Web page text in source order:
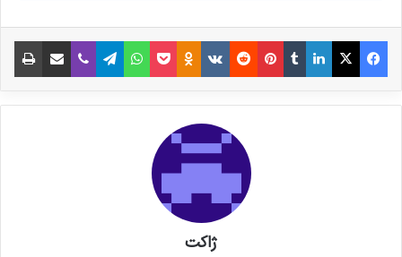
فیس بوک X لینکدین
‫تامبلر‫پین‌ترست
‫رددیت‫VKontakte
‫Odnoklassniki
پاکتواتس آپ تلگراموایبر اشتراک گذاری از طریق ایمیل
ژاکت